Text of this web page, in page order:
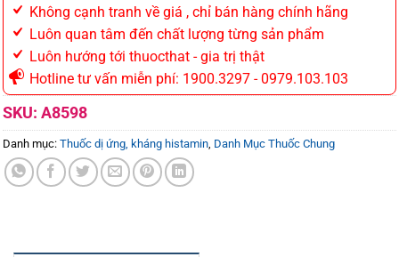
Không cạnh tranh về giá , chỉ bán hàng chính hãng
Luôn quan tâm đến chất lượng từng sản phẩm
Luôn hướng tới thuocthat - gia trị thật
Hotline tư vấn miễn phí: 1900.3297 - 0979.103.103
SKU: A8598
Danh mục: Thuốc dị ứng, kháng histamin, Danh Mục Thuốc Chung